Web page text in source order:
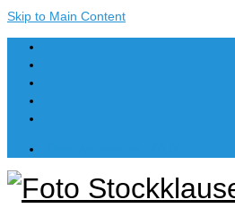
Skip to Main Content